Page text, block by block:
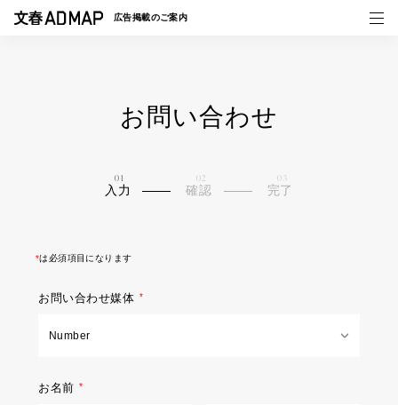
広告掲載のご案内
媒体紹介
お問い合わせ
入力 確認 完了
*は必須項目になります
お問い合わせ媒体
お名前